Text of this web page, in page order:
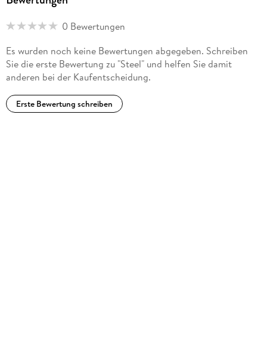
0 Bewertungen
Es wurden noch keine Bewertungen abgegeben. Schreiben
Sie die erste Bewertung zu "Steel" und helfen Sie damit
anderen bei der Kaufentscheidung.
Erste Bewertung schreiben